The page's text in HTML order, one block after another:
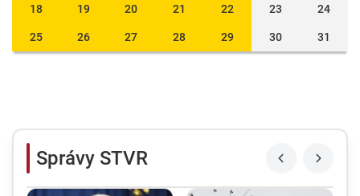
18 19 20 21 22 23 24
25 26 27 28 29 30 31
Správy STVR